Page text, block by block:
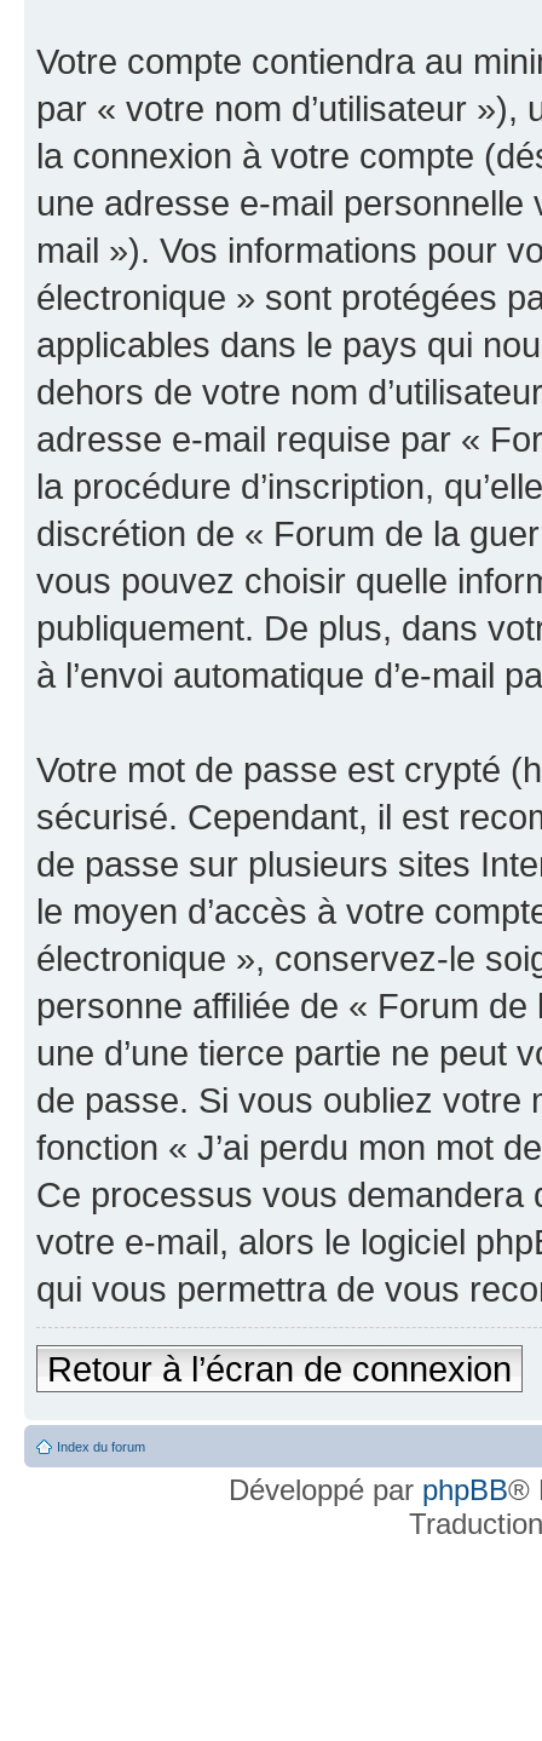
Votre compte contiendra au
par « votre nom d’utilisateur
la connexion à votre compte
une adresse e-mail
mail »). Vos informations pour
électronique » sont protégées
applicables dans le pays qui
dehors de votre nom
adresse e-mail requise par «
la procédure d’inscription,
discrétion de « Forum de la
vous pouvez choisir quelle
publiquement. De plus, dans
à l’envoi automatique d’e-mail
Votre mot de passe est crypté
sécurisé. Cependant, il est
de passe sur plusieurs sites
le moyen d’accès à votre
électronique », conservez-le
personne affiliée de « Forum
une d’une tierce partie ne peut
de passe. Si vous oubliez votre
fonction « J’ai perdu mon mot
Ce processus vous demandera
votre e-mail, alors le logiciel
qui vous permettra de vous
Retour à l’écran de connexion
Index du forum
Développé par phpBB®